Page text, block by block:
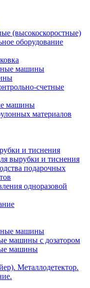
(высокоскоростные)
оборудование
машины
счетные
машины
материалов
и тиснения
вырубки и тиснения
подарочных
одноразовой
машины
машины с дозатором
машины
Металлодетектор.